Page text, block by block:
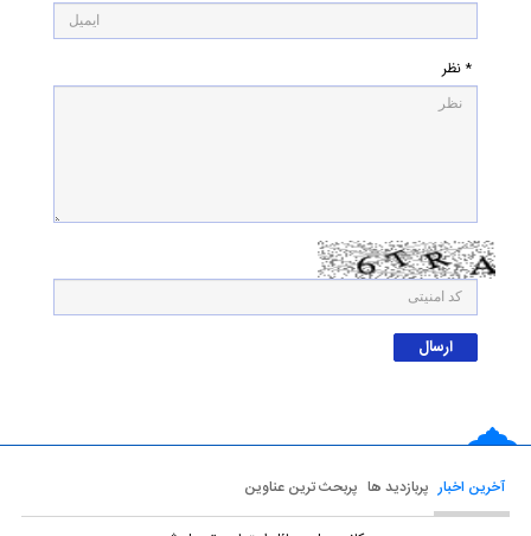
* نظر
آخرین اخبار پربازدید ها پربحث ترین عناوین